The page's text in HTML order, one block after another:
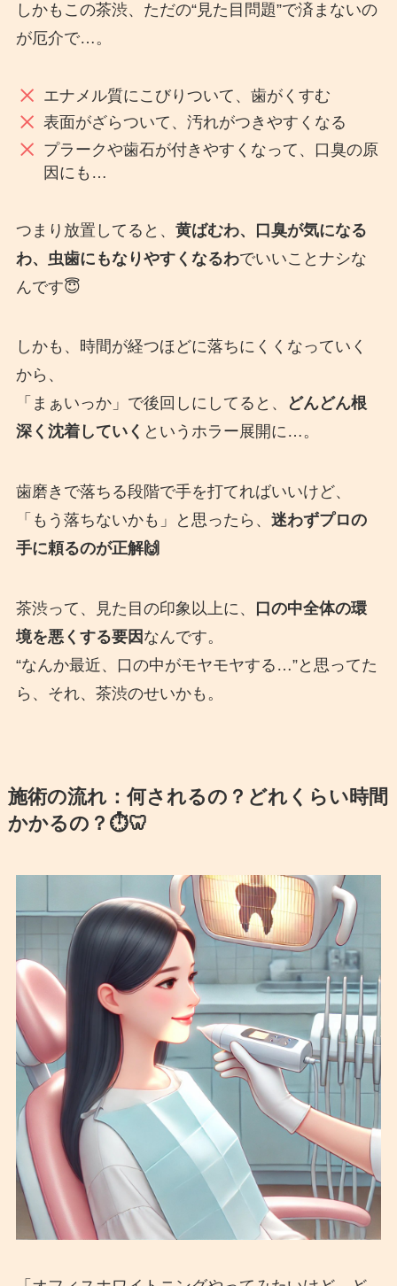
しかもこの茶渋、ただの“見た目問題”で済まないの
が厄介で…。
エナメル質にこびりついて、歯がくすむ
表面がざらついて、汚れがつきやすくなる
プラークや歯石が付きやすくなって、口臭の原
因にも…
つまり放置してると、 黄ばむわ、口臭が気になる
わ、虫歯にもなりやすくなるわでいいことナシな
んです😇
しかも、時間が経つほどに落ちにくくなっていく
から、
「まぁいっか」で後回しにしてると、
どんどん根
深く沈着していく というホラー展開に…。
歯磨きで落ちる段階で手を打てればいいけど、
「もう落ちないかも」と思ったら、 迷わずプロの
手に頼るのが正解🙌
茶渋って、見た目の印象以上に、
口の中全体の環
境を悪くする要因 なんです。
“なんか最近、口の中がモヤモヤする…”と思ってた
ら、それ、茶渋のせいかも。
施術の流れ：何されるの？どれくらい時間
かかるの？⏱️🦷